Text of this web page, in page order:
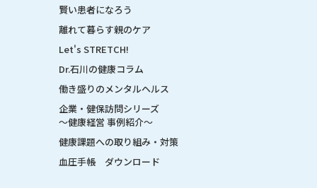
賢い患者になろう
離れて暮らす親のケア
Let's STRETCH!
Dr.石川の健康コラム
働き盛りのメンタルヘルス
企業・健保訪問シリーズ
～健康経営 事例紹介～
健康課題への取り組み・対策
血圧手帳 ダウンロード